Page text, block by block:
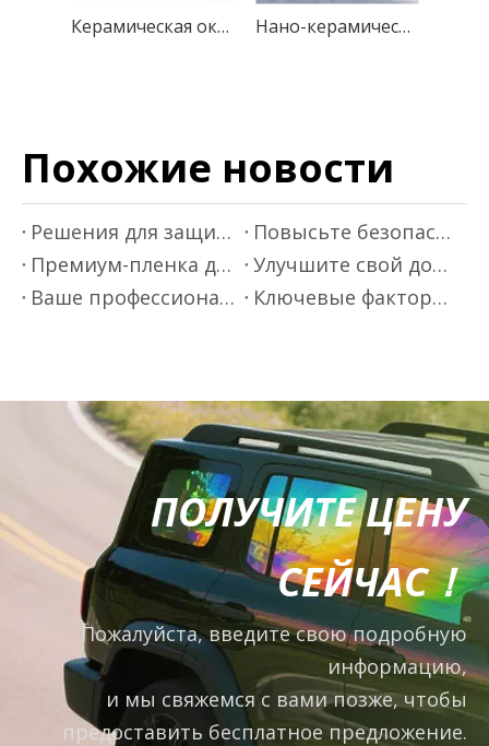
Керамическая оконная пленка для оттенка термоизоляции автомобиля Нано-керамическая пленка для переднего окна автомобиля, тонировка конфиденциальности для лобового стекла
Похожие новости
Решения для защитных пленок премиум-класса от Mr Film
Повысьте безопасность вождения с помощью теплоизоляционной пленки
Премиум-пленка для тонировки автомобильных стекол от Mr.Film
Улучшите свой дом с помощью премиальных решений для тонировки окон
Ваше профессиональное руководство по нанесению пленки на окна автомобиля
Ключевые факторы, которые следует учитывать при выборе теплоизоляционной пленки
ПОЛУЧИТЕ ЦЕНУ
СЕЙЧАС！
Пожалуйста, введите свою подробную
информацию,
и мы свяжемся с вами позже, чтобы
предоставить бесплатное предложение.